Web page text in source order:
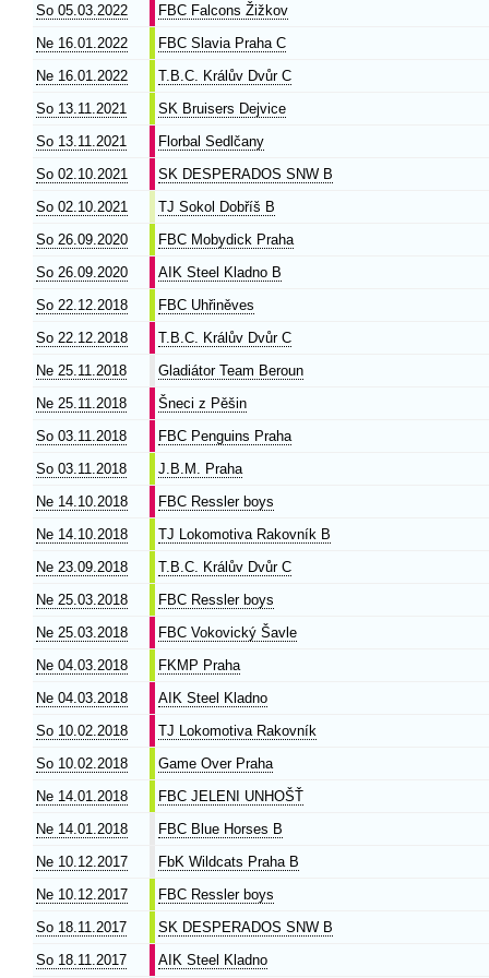
So 05.03.2022
FBC Falcons Žižkov
Ne 16.01.2022
FBC Slavia Praha C
Ne 16.01.2022
T.B.C. Králův Dvůr C
So 13.11.2021
SK Bruisers Dejvice
So 13.11.2021
Florbal Sedlčany
So 02.10.2021
SK DESPERADOS SNW B
So 02.10.2021
TJ Sokol Dobříš B
So 26.09.2020
FBC Mobydick Praha
So 26.09.2020
AIK Steel Kladno B
So 22.12.2018
FBC Uhřiněves
So 22.12.2018
T.B.C. Králův Dvůr C
Ne 25.11.2018
Gladiátor Team Beroun
Ne 25.11.2018
Šneci z Pěšin
So 03.11.2018
FBC Penguins Praha
So 03.11.2018
J.B.M. Praha
Ne 14.10.2018
FBC Ressler boys
Ne 14.10.2018
TJ Lokomotiva Rakovník B
Ne 23.09.2018
T.B.C. Králův Dvůr C
Ne 25.03.2018
FBC Ressler boys
Ne 25.03.2018
FBC Vokovický Šavle
Ne 04.03.2018
FKMP Praha
Ne 04.03.2018
AIK Steel Kladno
So 10.02.2018
TJ Lokomotiva Rakovník
So 10.02.2018
Game Over Praha
Ne 14.01.2018
FBC JELENI UNHOŠŤ
Ne 14.01.2018
FBC Blue Horses B
Ne 10.12.2017
FbK Wildcats Praha B
Ne 10.12.2017
FBC Ressler boys
So 18.11.2017
SK DESPERADOS SNW B
So 18.11.2017
AIK Steel Kladno